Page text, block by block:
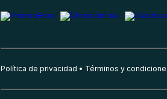
Política de privacidad Términos y